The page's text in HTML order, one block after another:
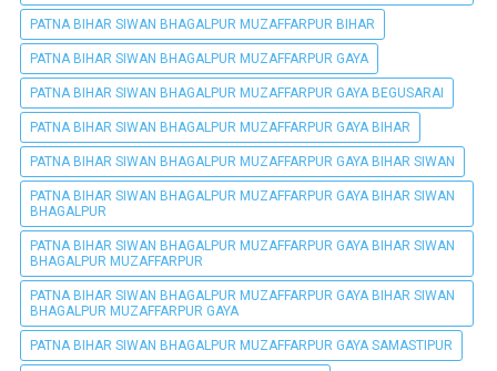
PATNA BIHAR SIWAN BHAGALPUR MUZAFFARPUR BIHAR
PATNA BIHAR SIWAN BHAGALPUR MUZAFFARPUR GAYA
PATNA BIHAR SIWAN BHAGALPUR MUZAFFARPUR GAYA BEGUSARAI
PATNA BIHAR SIWAN BHAGALPUR MUZAFFARPUR GAYA BIHAR
PATNA BIHAR SIWAN BHAGALPUR MUZAFFARPUR GAYA BIHAR SIWAN
PATNA BIHAR SIWAN BHAGALPUR MUZAFFARPUR GAYA BIHAR SIWAN
BHAGALPUR
PATNA BIHAR SIWAN BHAGALPUR MUZAFFARPUR GAYA BIHAR SIWAN
BHAGALPUR MUZAFFARPUR
PATNA BIHAR SIWAN BHAGALPUR MUZAFFARPUR GAYA BIHAR SIWAN
BHAGALPUR MUZAFFARPUR GAYA
PATNA BIHAR SIWAN BHAGALPUR MUZAFFARPUR GAYA SAMASTIPUR